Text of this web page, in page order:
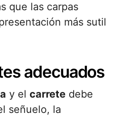
que las carpas
más sutil
adecuados
y el carrete debe
señuelo, la